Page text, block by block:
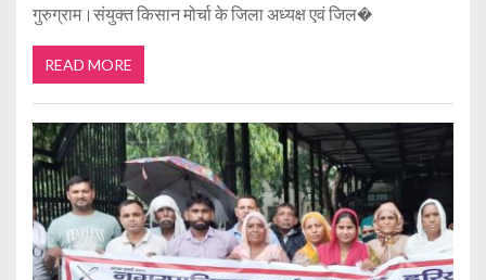
गुरुग्राम।संयुक्त किसान मोर्चा के जिला अध्यक्ष एवं जिल�
READ MORE